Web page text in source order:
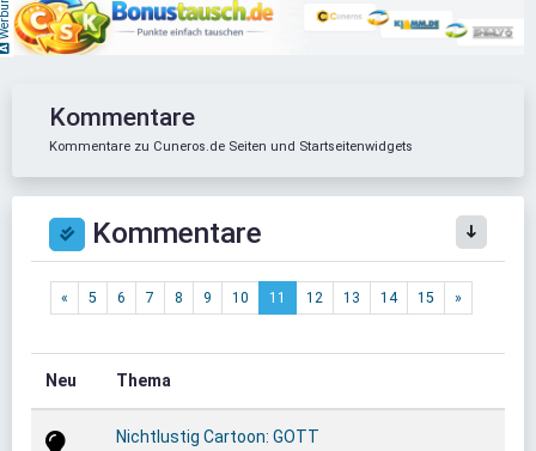
Kommentare
Kommentare zu Cuneros.de Seiten und Startseitenwidgets
Kommentare
« 5 6 7 8 9 10 11 12 13 14 15 »
Neu Thema
Nichtlustig Cartoon: GOTT